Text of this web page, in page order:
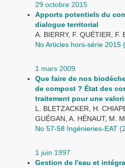
29 octobre 2015
Apports potentiels du
dialogue territorial
A. BIERRY, F. QUÉTIER, F.
No Articles hors-série 2015
1 mars 2009
Que faire de nos
de compost ? État des
traitement pour une
L. BLETZACKER, H.
GUÉGAN, A. HÉNAUT, M.
No 57-58 Ingénieries-EAT
1 juin 1997
Gestion de l'eau et